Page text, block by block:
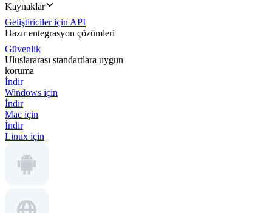
Kaynaklar
Geliştiriciler için API
Hazır entegrasyon çözümleri
Güvenlik
Uluslararası standartlara uygun
koruma
İndir
Windows için
İndir
Mac için
İndir
Linux için